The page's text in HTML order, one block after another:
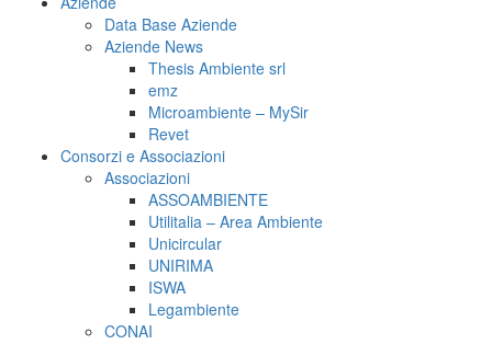
Data Base Aziende
Aziende News
Thesis Ambiente srl
emz
Microambiente – MySir
Revet
Consorzi e Associazioni
Associazioni
ASSOAMBIENTE
Utilitalia – Area Ambiente
Unicircular
UNIRIMA
ISWA
Legambiente
CONAI